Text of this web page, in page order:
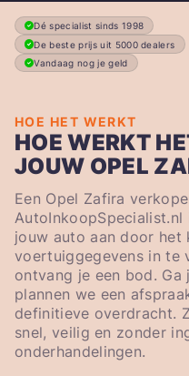
Dé specialist sinds 1998
De beste prijs uit 5000 dealers
Vandaag nog je geld
HOE HET WERKT
HOE WERKT
JOUW OPEL
Een Opel Zafira
jouw auto aan door het
voertuiggegevens in te
ontvang je een bod.
plannen we een
definitieve overdracht.
snel, veilig en zonder
onderhandelingen.